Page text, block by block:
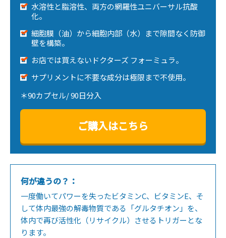
水溶性と脂溶性、両方の網羅性ユニバーサル抗酸
化。
細胞膜（油）から細胞内部（水）まで隙間なく防御
壁を構築。
お店では買えないドクターズ フォーミュラ。
サプリメントに不要な成分は極限まで不使用。
＊90カプセル/ 90日分入
ご購入はこちら
何が違うの？：
一度働いてパワーを失ったビタミンC、ビタミンE、そ
して体内最強の解毒物質である「グルタチオン」を、
体内で再び活性化（リサイクル）させるトリガーとな
ります。